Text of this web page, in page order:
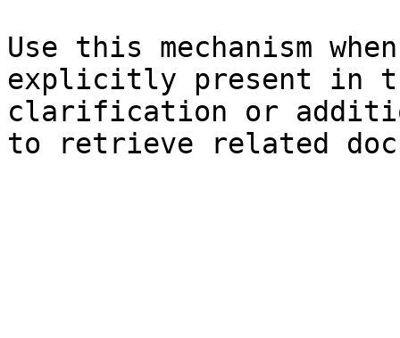
Use this mechanism
explicitly present in
clarification or